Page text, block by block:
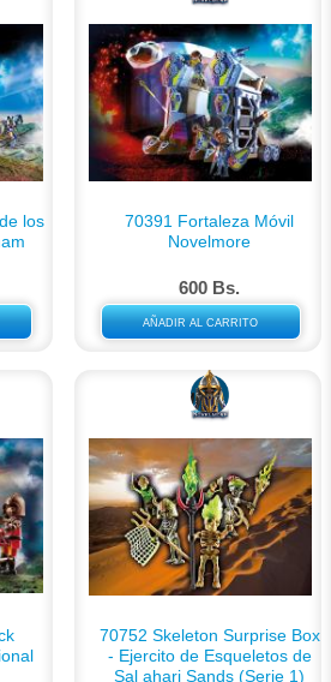
los
70391 Fortaleza Móvil
Novelmore
600 Bs.
AÑADIR AL CARRITO
70752 Skeleton Surprise Box
- Ejercito de Esqueletos de
Sal ahari Sands (Serie 1)